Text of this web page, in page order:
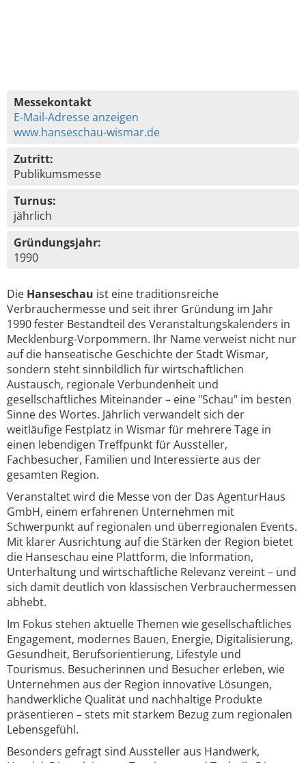
Messekontakt
E-Mail-Adresse anzeigen
www.hanseschau-wismar.de
Zutritt:
Publikumsmesse
Turnus:
jährlich
Gründungsjahr:
1990
Die Hanseschau ist eine traditionsreiche
Verbrauchermesse und seit ihrer Gründung im Jahr
1990 fester Bestandteil des Veranstaltungskalenders in
Mecklenburg-Vorpommern. Ihr Name verweist nicht nur
auf die hanseatische Geschichte der Stadt Wismar,
sondern steht sinnbildlich für wirtschaftlichen
Austausch, regionale Verbundenheit und
gesellschaftliches Miteinander – eine "Schau" im besten
Sinne des Wortes. Jährlich verwandelt sich der
weitläufige Festplatz in Wismar für mehrere Tage in
einen lebendigen Treffpunkt für Aussteller,
Fachbesucher, Familien und Interessierte aus der
gesamten Region.
Veranstaltet wird die Messe von der Das AgenturHaus
GmbH, einem erfahrenen Unternehmen mit
Schwerpunkt auf regionalen und überregionalen Events.
Mit klarer Ausrichtung auf die Stärken der Region bietet
die Hanseschau eine Plattform, die Information,
Unterhaltung und wirtschaftliche Relevanz vereint – und
sich damit deutlich von klassischen Verbrauchermessen
abhebt.
Im Fokus stehen aktuelle Themen wie gesellschaftliches
Engagement, modernes Bauen, Energie, Digitalisierung,
Gesundheit, Berufsorientierung, Lifestyle und
Tourismus. Besucherinnen und Besucher erleben, wie
Unternehmen aus der Region innovative Lösungen,
handwerkliche Qualität und nachhaltige Produkte
präsentieren – stets mit starkem Bezug zum regionalen
Lebensgefühl.
Besonders gefragt sind Aussteller aus Handwerk,